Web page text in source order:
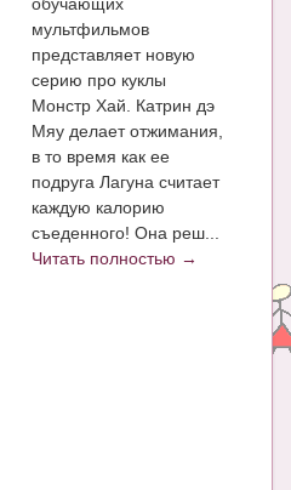
мультфильмов
представляет новую
серию про куклы
Монстр Хай. Катрин дэ
Мяу делает отжимания,
в то время как ее
подруга Лагуна считает
каждую калорию
съеденного! Она реш...
Читать полностью →